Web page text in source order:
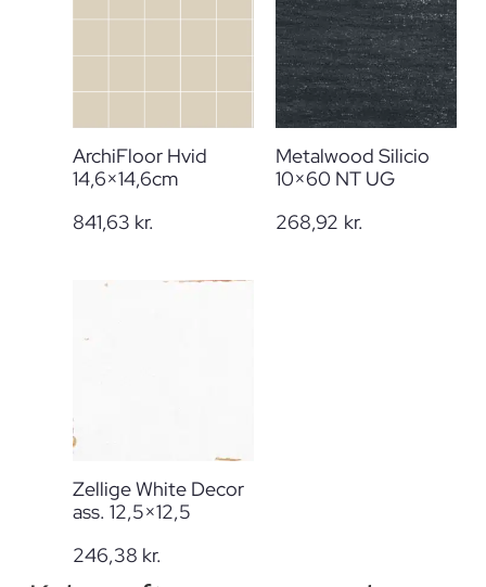
ArchiFloor Hvid
14,6×14,6cm
841,63 kr.
Metalwood Silicio
10×60 NT UG
268,92 kr.
Zellige White Decor
ass. 12,5×12,5
246,38 kr.